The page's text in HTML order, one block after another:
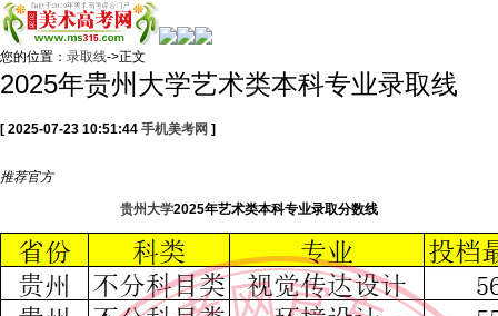
您的位置： 录取线->正文
2025年贵州大学艺术类本科专业录取线
[ 2025-07-23 10:51:44 手机美考网 ]
推荐官方
贵州大学2025年艺术类本科专业录取分数线